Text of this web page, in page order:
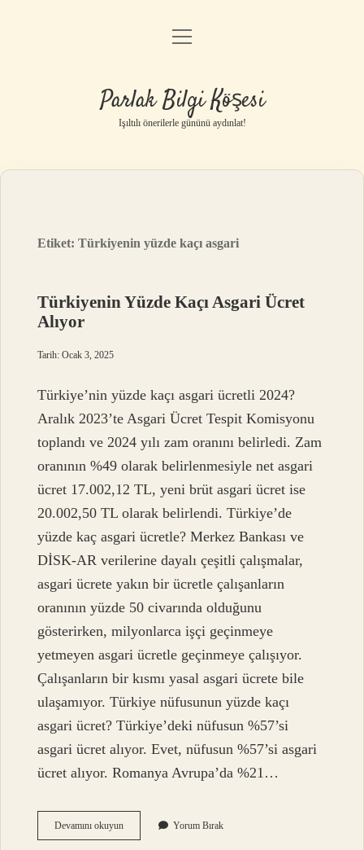
Anasayfa
Yasal Uyarı
menüyü
Parlak Bilgi Köşesi
Işıltılı önerilerle gününü aydınlat!
Etiket:Türkiyenin yüzde kaçı asgari
Türkiyenin Yüzde Kaçı Asgari Ücret
Alıyor
Tarih: Ocak 3, 2025
Türkiye’nin yüzde kaçı asgari ücretli 2024?
Aralık 2023’te Asgari Ücret Tespit Komisyonu
toplandı ve 2024 yılı zam oranını belirledi. Zam
oranının %49 olarak belirlenmesiyle net asgari
ücret 17.002,12 TL, yeni brüt asgari ücret ise
20.002,50 TL olarak belirlendi. Türkiye’de
yüzde kaç asgari ücretle? Merkez Bankası ve
DİSK-AR verilerine dayalı çeşitli çalışmalar,
asgari ücrete yakın bir ücretle çalışanların
oranının yüzde 50 civarında olduğunu
gösterirken, milyonlarca işçi geçinmeye
yetmeyen asgari ücretle geçinmeye çalışıyor.
Çalışanların bir kısmı yasal asgari ücrete bile
ulaşamıyor. Türkiye nüfusunun yüzde kaçı
asgari ücret? Türkiye’deki nüfusun %57’si
asgari ücret alıyor. Evet, nüfusun %57’si asgari
ücret alıyor. Romanya Avrupa’da %21…
Devamını okuyunTürkiyenin
Yüzde
Yorum Bırak